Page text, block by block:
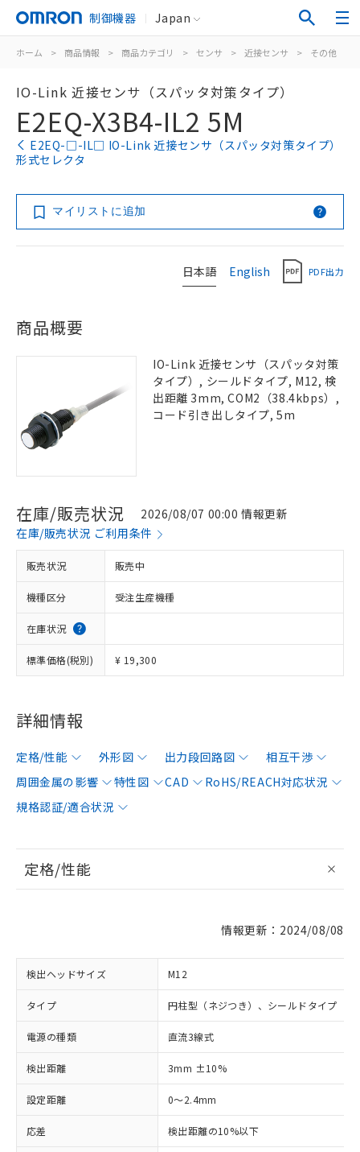
制御機器 Japan
ホーム > 商品情報 > 商品カテゴリ > センサ > 近接センサ > その他
IO-Link 近接センサ（スパッタ対策タイプ）
E2EQ-X3B4-IL2 5M
E2EQ-□-IL□ IO-Link 近接センサ（スパッタ対策タイプ）
形式セレクタ
マイリストに追加
日本語 English PDF出力
商品概要
IO-Link 近接センサ（スパッタ対策
タイプ）, シールドタイプ, M12, 検
出距離 3mm, COM2（38.4kbps）,
コード引き出しタイプ, 5m
在庫/販売状況
2026/08/07 00:00 情報更新
在庫/販売状況 ご利用条件
販売状況 販売中
機種区分 受注生産機種
在庫状況
標準価格(税別) ¥ 19,300
詳細情報
定格/性能 外形図 出力段回路図
相互干渉
周囲金属の影響
特性図 CAD
RoHS/REACH対応状況
規格認証/適合状況
定格/性能
情報更新：2024/08/08
検出ヘッドサイズ M12
タイプ 円柱型（ネジつき）、シールドタイプ
電源の種類 直流3線式
検出距離 3mm ±10%
設定距離 0～2.4mm
応差 検出距離の10%以下